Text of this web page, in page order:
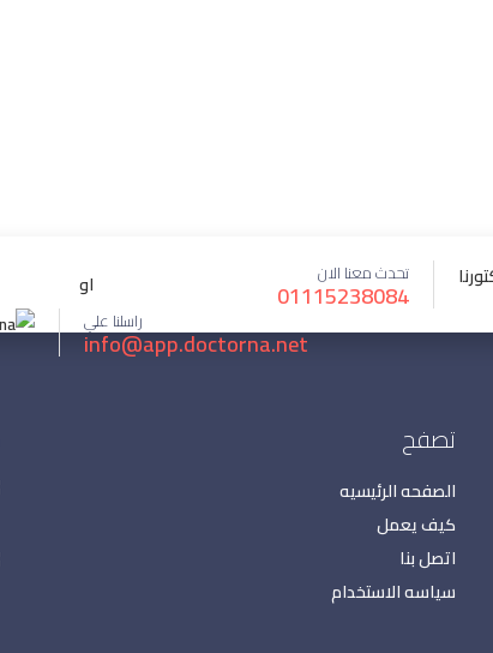
تحدث معنا الان
01115238084
راسلنا علي
info@app.doctorna.net
او
تصفح
الصفحه الرئيسيه
كيف يعمل
اتصل بنا
سياسه الاستخدام